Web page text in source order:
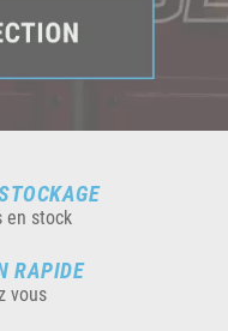
en stock
RAPIDE
vous